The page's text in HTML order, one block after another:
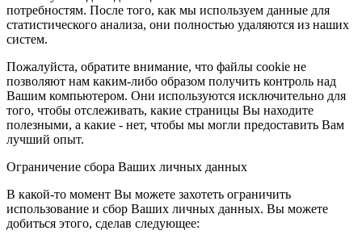
потребностям. После того, как мы используем данные для
статистического анализа, они полностью удаляются из наших
систем.
Пожалуйста, обратите внимание, что файлы cookie не
позволяют нам каким-либо образом получить контроль над
Вашим компьютером. Они используются исключительно для
того, чтобы отслеживать, какие страницы Вы находите
полезными, а какие - нет, чтобы мы могли предоставить Вам
лучший опыт.
Ограничение сбора Ваших личных данных
В какой-то момент Вы можете захотеть ограничить
использование и сбор Ваших личных данных. Вы можете
добиться этого, сделав следующее: